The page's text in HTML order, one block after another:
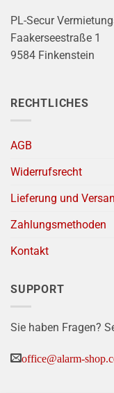
PL-Secur
Faakerseestraße 1
9584 Finkenstein
RECHTLICHES
AGB
Widerrufsrecht
Lieferung und
Zahlungsmethoden
Kontakt
SUPPORT
Sie haben Fragen?
office@alarm-